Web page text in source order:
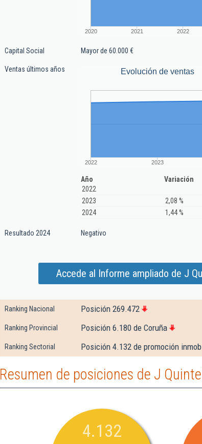
2020 2021 2022
Capital Social Mayor de 60.000 €
Ventas últimos años Evolución de ventas
2022 2023
Año
Variación
2022
2023
2,08 %
2024
1,44 %
Resultado 2024 Negativo
Accede al Informe ampliado de J
Ranking Nacional Posición 269.472
Ranking Provincial Posición 6.180 de Coruña
Ranking Sectorial Posición 4.132 de promoción
Resumen de posiciones de J
4.132